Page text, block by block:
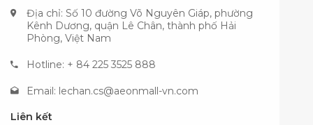
Địa chỉ: Số 10 đường Võ Nguyên Giáp, phường
Kênh Dương, quận Lê Chân, thành phố Hải
Phòng, Việt Nam
Hotline: + 84 225 3525 888
Email: lechan.cs@aeonmall-vn.com
Liên kết